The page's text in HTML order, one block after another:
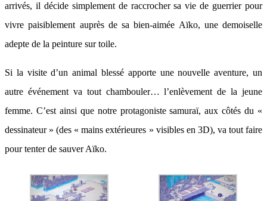
arrivés, il décide simplement de raccrocher sa vie de guerrier pour
vivre paisiblement auprès de sa bien-aimée Aïko, une demoiselle
adepte de la peinture sur toile.
Si la visite d’un animal blessé apporte une nouvelle aventure, un
autre événement va tout chambouler… l’enlèvement de la jeune
femme. C’est ainsi que notre protagoniste samuraï, aux côtés du «
dessinateur » (des « mains extérieures » visibles en 3D), va tout faire
pour tenter de sauver Aïko.